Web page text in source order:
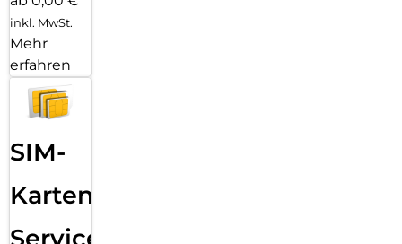
inkl. MwSt.
Mehr
erfahren
SIM-
Karten